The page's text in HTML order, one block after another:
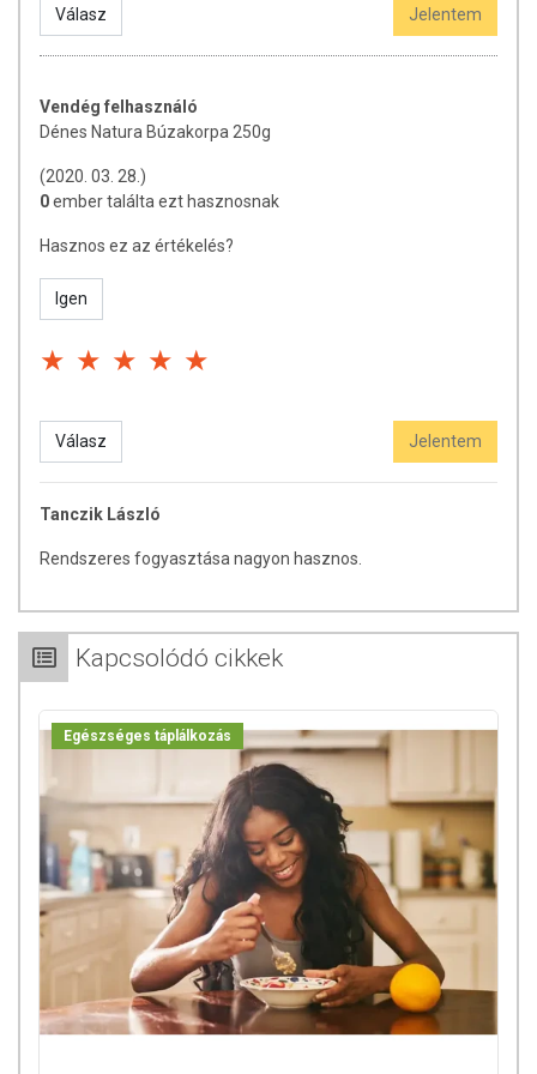
Válasz Jelentem
Vendég felhasználó
Dénes Natura Búzakorpa 250g
(2020. 03. 28.)
0ember találta ezt hasznosnak
Hasznos ez az értékelés?
Igen
Válasz Jelentem
Tanczik László
Rendszeres fogyasztása nagyon hasznos.
Kapcsolódó cikkek
Egészséges táplálkozás